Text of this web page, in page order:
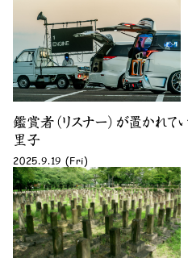
鑑賞者（リスナー）が置かれ
里子
2025.9.19 (Fri)